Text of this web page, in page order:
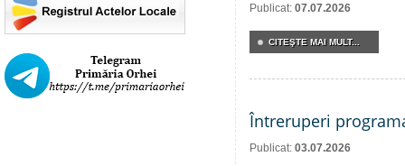
Publicat: 07.07.2026
CITEŞTE MAI MULT...
Întreruperi
Publicat: 03.07.2026